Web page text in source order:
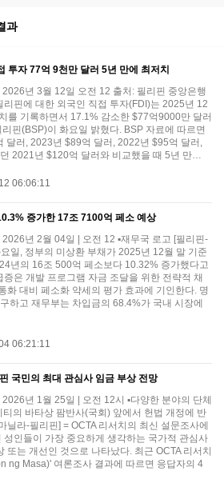
과
투자 77억 9천만 달러 5년 만에 최저치
년 3월 12일 오전 12 출처: 필리핀 중앙은행
핀에 대한 외국인 직접 투자(FDI)는 2025년 12
를 기록하면서 17.1% 감소한 $77억9000만 달러
핀(BSP)이 화요일 밝혔다. BSP 자료에 따르면
달러, 2023년 $89억 달러, 2022년 $95억 달러,
2021년 $120억 달러와 비교했을 때 5년 만…
06:06:11
증가한 17조 7100억 페소 예상
년 2월 04일 | 오전 12 ▪재무국 로고 [필리핀-
일, 정부의 미상환 부채가 2025년 12월 말 기준
년의 16조 500억 페소보다 10.32% 증가했다고
은 개발 프로그램 자금 조달을 위한 전략적 채
화 대비 페소화 약세의 평가 효과에 기인한다. 명
하고 재무부는 차입금의 68.4%가 국내 시장에
06:21:11
국민의 최대 관심사 임금 부상 전망
년 1월 25일 | 오전 12시 ▪다양한 분야의 단체
의 바타상 팜반사(국회) 앞에서 헌법 개정에 반
닐라-필리핀] = OCTA 리서치의 최신 설문조사에
인들이 가장 중요하게 생각하는 국가적 관심사
또는 개선인 것으로 나타났다. 최근 OCTA 리서치
ng Masa)' 여론조사 결과에 따르면 응답자의 4